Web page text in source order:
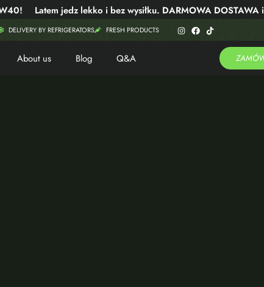
Latem jedz lekko i bez wysiłku. DARMOWA DOSTAWA i
DELIVERY BY REFRIGERATORS FRESH PRODUCTS
About us Blog Q&A